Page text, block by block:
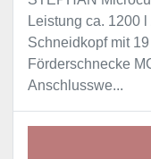
Leistung ca. 1200
Schneidkopf mit
Förderschnecke
Anschlusswe...